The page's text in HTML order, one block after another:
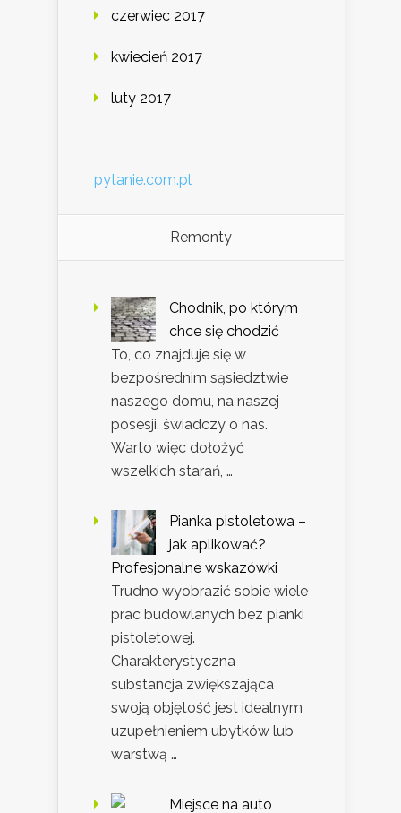
czerwiec 2017
kwiecień 2017
luty 2017
pytanie.com.pl
Remonty
Chodnik, po którym
chce się chodzić
To, co znajduje się w
bezpośrednim sąsiedztwie
naszego domu, na naszej
posesji, świadczy o nas.
Warto więc dołożyć
wszelkich starań, …
Pianka pistoletowa –
jak aplikować?
Profesjonalne wskazówki
Trudno wyobrazić sobie wiele
prac budowlanych bez pianki
pistoletowej.
Charakterystyczna
substancja zwiększająca
swoją objętość jest idealnym
uzupełnieniem ubytków lub
warstwą …
Miejsce na auto